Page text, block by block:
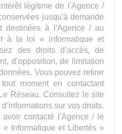
légitime de l'Agence /
jusqu'à demande
destinées à l'Agence / au
à la loi « informatique et
des droits d’accès, de
d’opposition, de limitation
Vous pouvez retirer
moment en contactant
Réseau. Consultez le site
sur vos droits.
contacté l'Agence / le
Informatique et Libertés »